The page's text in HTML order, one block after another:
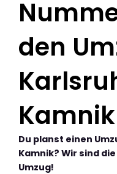
den
Kamnik
Du planst einen
Kamnik? Wir sind
Umzug!